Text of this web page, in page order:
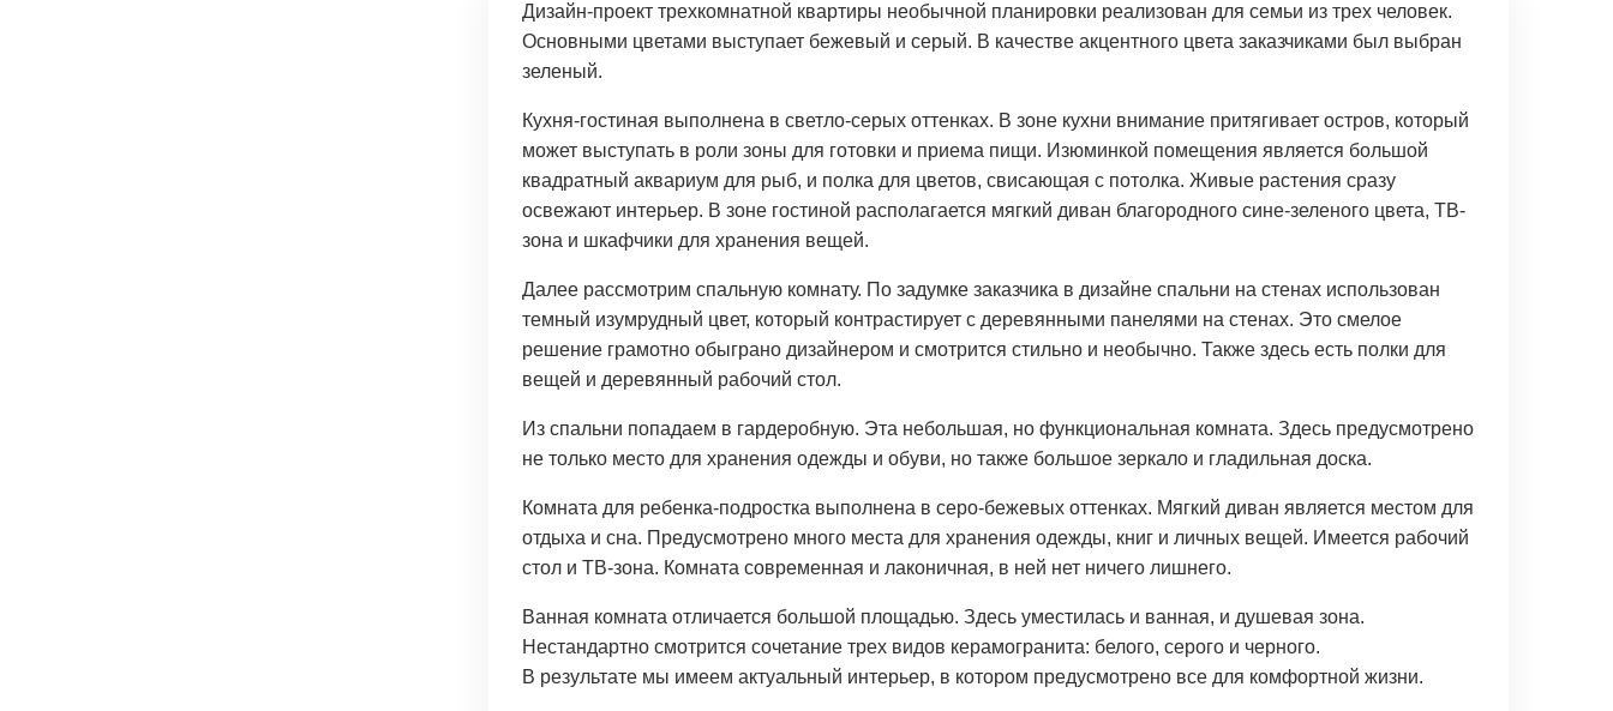
Дизайн-проект трехкомнатной квартиры необычной планировки реализован для семьи из трех человек.
Основными цветами выступает бежевый и серый. В качестве акцентного цвета заказчиками был выбран
зеленый.
Кухня-гостиная выполнена в светло-серых оттенках. В зоне кухни внимание притягивает остров, который
может выступать в роли зоны для готовки и приема пищи. Изюминкой помещения является большой
квадратный аквариум для рыб, и полка для цветов, свисающая с потолка. Живые растения сразу
освежают интерьер. В зоне гостиной располагается мягкий диван благородного сине-зеленого цвета, ТВ-
зона и шкафчики для хранения вещей.
Далее рассмотрим спальную комнату. По задумке заказчика в дизайне спальни на стенах использован
темный изумрудный цвет, который контрастирует с деревянными панелями на стенах. Это смелое
решение грамотно обыграно дизайнером и смотрится стильно и необычно. Также здесь есть полки для
вещей и деревянный рабочий стол.
Из спальни попадаем в гардеробную. Эта небольшая, но функциональная комната. Здесь предусмотрено
не только место для хранения одежды и обуви, но также большое зеркало и гладильная доска.
Комната для ребенка-подростка выполнена в серо-бежевых оттенках. Мягкий диван является местом для
отдыха и сна. Предусмотрено много места для хранения одежды, книг и личных вещей. Имеется рабочий
стол и ТВ-зона. Комната современная и лаконичная, в ней нет ничего лишнего.
Ванная комната отличается большой площадью. Здесь уместилась и ванная, и душевая зона.
Нестандартно смотрится сочетание трех видов керамогранита: белого, серого и черного.
В результате мы имеем актуальный интерьер, в котором предусмотрено все для комфортной жизни.